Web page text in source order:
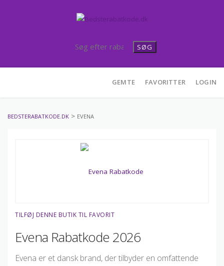
SØG
GEMTE FAVORITTER LOGIN
BEDSTERABATKODE.DK > EVENA
TILFØJ DENNE BUTIK TIL FAVORIT
Evena Rabatkode 2026
Evena er et dansk brand, der tilbyder en omfattende